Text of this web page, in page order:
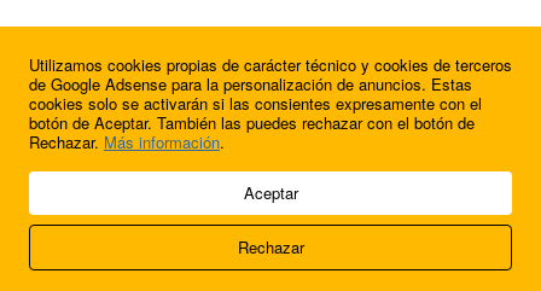
¿Quieres anunciarte en FutbolBalear?
© 2009 - 2026 Soluciones Corporativas IP, SL.
Acerca de nosotros
FútbolBalear
Utilizamos cookies propias de carácter técnico y cookies de terceros
de Google Adsense para la personalización de anuncios. Estas
cookies solo se activarán si las consientes expresamente con el
botón de Aceptar. También las puedes rechazar con el botón de
Rechazar. Más información.
Aceptar
Rechazar